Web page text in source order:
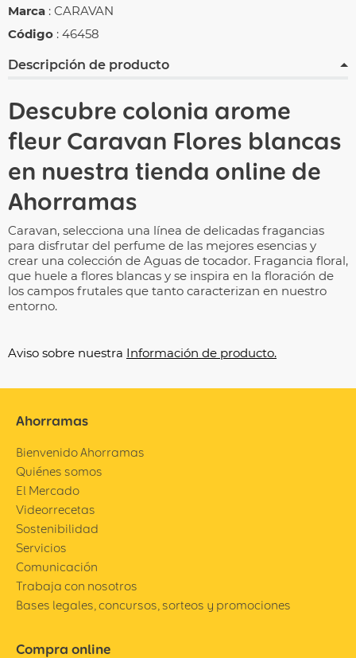
Marca : CARAVAN
Código : 46458
Descripción de producto
Descubre colonia arome
fleur Caravan Flores blancas
en nuestra tienda online de
Ahorramas
Caravan, selecciona una línea de delicadas fragancias
para disfrutar del perfume de las mejores esencias y
crear una colección de Aguas de tocador. Fragancia floral,
que huele a flores blancas y se inspira en la floración de
los campos frutales que tanto caracterizan en nuestro
entorno.
Aviso sobre nuestra Información de producto.
Ahorramas
Bienvenido Ahorramas
Quiénes somos
El Mercado
Videorrecetas
Sostenibilidad
Servicios
Comunicación
Trabaja con nosotros
Bases legales, concursos, sorteos y promociones
Compra online